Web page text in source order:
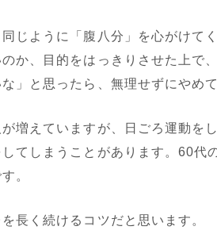
じように「腹八分」を心がけて
か、目的をはっきりさせた上で
」と思ったら、無理せずにやめて
増えていますが、日ごろ運動を
てしまうことがあります。60代
。
長く続けるコツだと思います。